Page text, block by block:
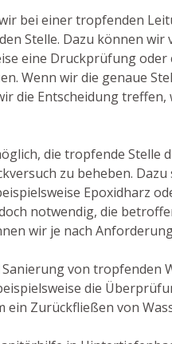
bei einer tropfenden
Stelle. Dazu können wir
eine Druckprüfung oder
Wenn wir die genaue
die Entscheidung treffen,
die tropfende Stelle
zu beheben.
Epoxidharz
notwendig, die
wir je nach
von tropfenden
die
ein Zurückfließen von